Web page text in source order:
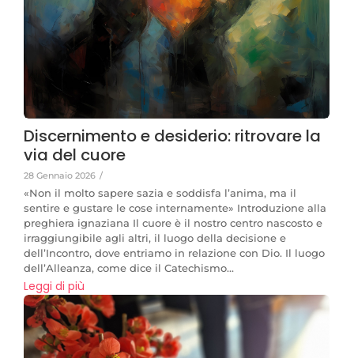
Discernimento e desiderio: ritrovare la
via del cuore
28 Gennaio 2026 /
«Non il molto sapere sazia e soddisfa l’anima, ma il
sentire e gustare le cose internamente» Introduzione alla
preghiera ignaziana Il cuore è il nostro centro nascosto e
irraggiungibile agli altri, il luogo della decisione e
dell’Incontro, dove entriamo in relazione con Dio. Il luogo
dell’Alleanza, come dice il Catechismo...
Leggi di più